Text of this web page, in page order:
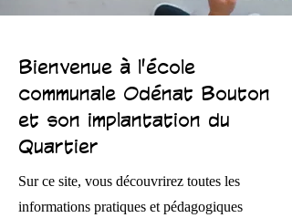
Bienvenue à l'école
communale Odénat Bouton
et son implantation du
Quartier
Sur ce site, vous découvrirez toutes les
informations pratiques et pédagogiques